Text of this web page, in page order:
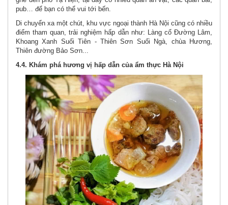
pub… để bạn có thể vui tới bến.
Di chuyển xa một chút, khu vực ngoại thành Hà Nội cũng có nhiều
điểm tham quan, trải nghiệm hấp dẫn như: Làng cổ Đường Lâm,
Khoang Xanh Suối Tiên - Thiên Sơn Suối Ngà, chùa Hương,
Thiên đường Bảo Sơn...
4.4. Khám phá hương vị hấp dẫn của ẩm thực Hà Nội